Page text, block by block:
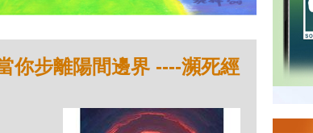
你步離陽間邊界 ----瀕死經